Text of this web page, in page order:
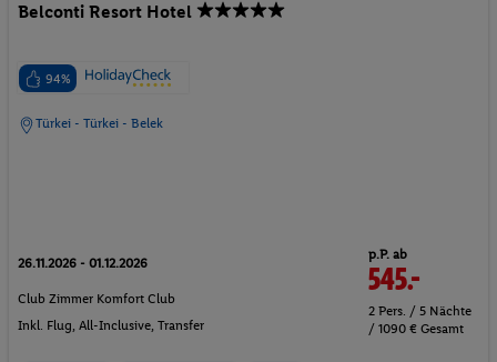
Belconti Resort Hotel
94%
Türkei - Türkei - Belek
26.11.2026 - 01.12.2026
Club Zimmer Komfort Club
Inkl. Flug, All-Inclusive, Transfer
p.P. ab
545.-
2 Pers. / 5 Nächte
/ 1090 € Gesamt